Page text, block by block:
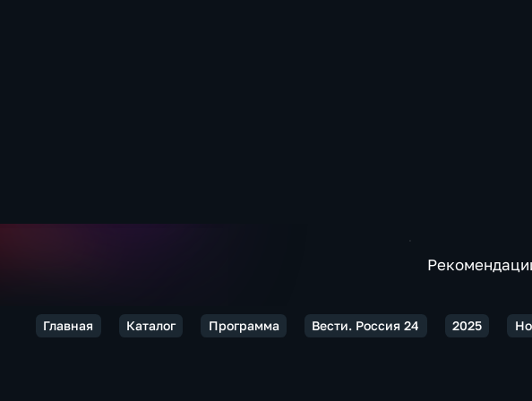
Главная Каталог Программа Вести. Россия 24 2025